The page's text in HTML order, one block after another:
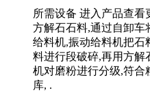
所需设备 进入产品查看
方解石石料,通过自卸车
给料机,振动给料机把石
料进行段破碎,再用方解
机对磨粉进行分级,符合
库, .